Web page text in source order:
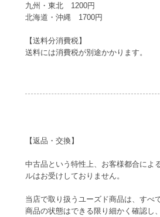
九州・東北 1200円
北海道・沖縄 1700円
【送料分消費税】
送料には消費税が別途かかります。
【返品・交換】
中古品という特性上、お客様都合によ
ルはお受けしておりません。
当店で取り扱うユーズド商品は、すべ
商品の状態はできる限り細かく確認し